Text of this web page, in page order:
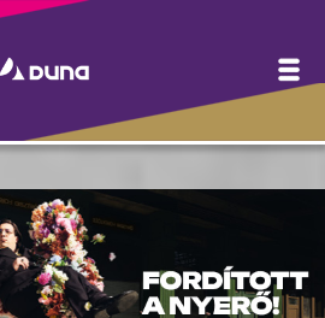
Hírek